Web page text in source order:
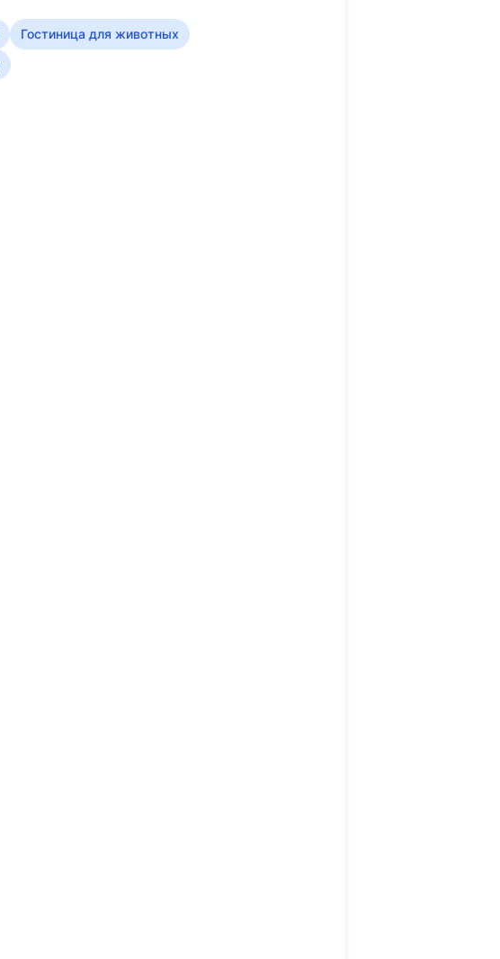
Гостиница для животных